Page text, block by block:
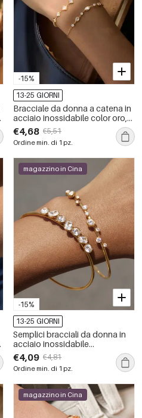
-15%
13-25 GIORNI
Bracciale da donna a catena in
acciaio inossidabile color oro,
impermeabile, con zirconi e
forma geometrica semplice.
€4,68 €5,51
Ordine min. di 1 pz.
-15%
magazzino in Cina
13-25 GIORNI
Semplici bracciali da donna in
acciaio inossidabile
impermeabile color oro con
zirconi.
€4,09 €4,81
Ordine min. di 1 pz.
magazzino in Cina